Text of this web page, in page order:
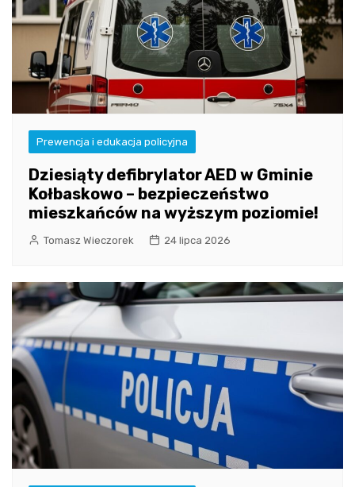
Prewencja i edukacja policyjna
Dziesiąty defibrylator AED w Gminie
Kołbaskowo – bezpieczeństwo
mieszkańców na wyższym poziomie!
Tomasz Wieczorek 24 lipca 2026